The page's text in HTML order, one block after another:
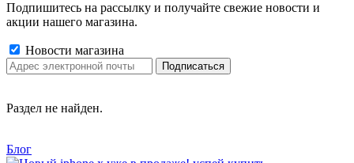
Подпишитесь на рассылку и получайте свежие новости и
акции нашего магазина.
Новости магазина
Раздел не найден.
Блог